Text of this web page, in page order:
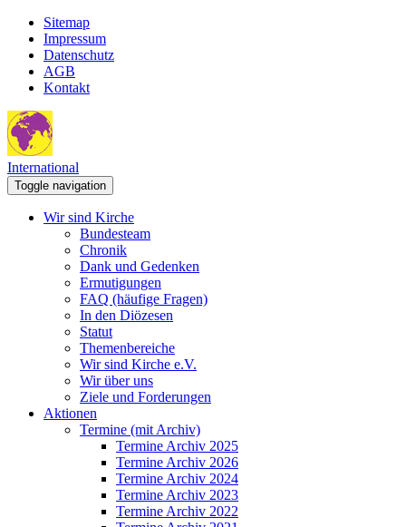
Sitemap
Impressum
Datenschutz
AGB
Kontakt
International
Toggle navigation
Wir sind Kirche
Bundesteam
Chronik
Dank und Gedenken
Ermutigungen
FAQ (häufige Fragen)
In den Diözesen
Statut
Themenbereiche
Wir sind Kirche e.V.
Wir über uns
Ziele und Forderungen
Aktionen
Termine (mit Archiv)
Termine Archiv 2025
Termine Archiv 2026
Termine Archiv 2024
Termine Archiv 2023
Termine Archiv 2022